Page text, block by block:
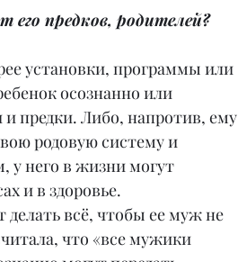
его предков, родителей?
установки, программы или
осознанно или
предки. Либо, напротив, ему
родовую систему и
у него в жизни могут
и в здоровье.
делать всё, чтобы ее муж не
что «все мужики